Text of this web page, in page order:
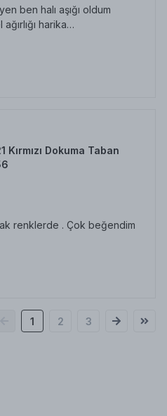
ben halı aşığı oldum
harika…
Dokuma Taban
renklerde . Çok beğendim
1 2 3